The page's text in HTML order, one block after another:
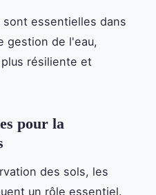
sont essentielles dans
gestion de l'eau,
résiliente et
pour la
des sols, les
un rôle essentiel.